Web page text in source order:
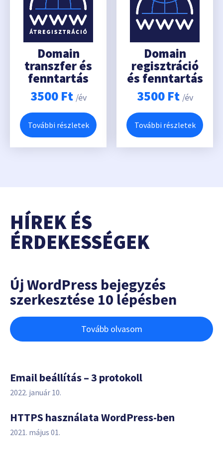
Domain
transzfer és
fenntartás
3500 Ft /év
További részletek
Domain
regisztráció
és fenntartás
3500 Ft /év
További részletek
HÍREK ÉS
ÉRDEKESSÉGEK
Új WordPress bejegyzés
szerkesztése 10 lépésben
Tovább olvasom
Email beállítás – 3 protokoll
2022. január 10.
HTTPS használata WordPress-ben
2021. május 01.